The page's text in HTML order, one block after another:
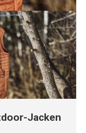
Jacken